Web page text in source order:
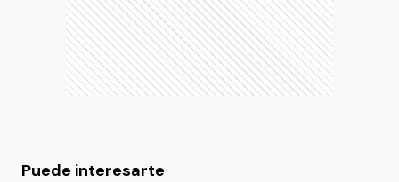
Puede interesarte